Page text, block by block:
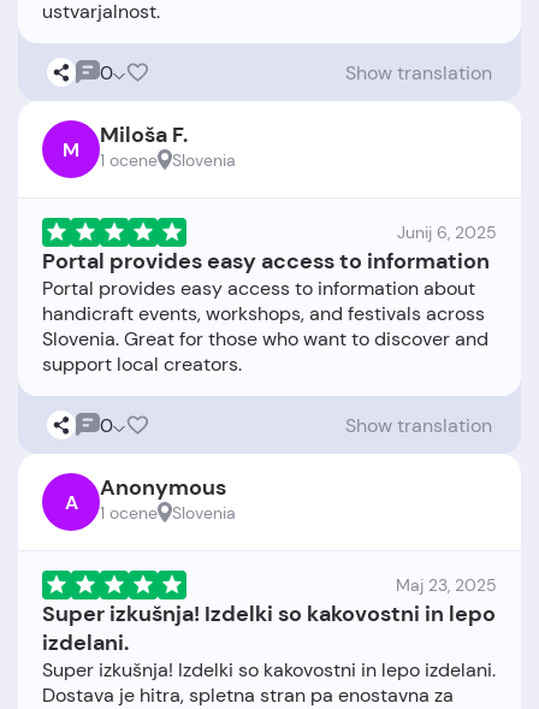
0 Show translation
M Miloša F.
1 ocene Slovenia
Junij 6, 2025
Portal provides easy access to information
Portal provides easy access to information about
handicraft events, workshops, and festivals across
Slovenia. Great for those who want to discover and
0 Show translation
A Anonymous
1 ocene Slovenia
Maj 23, 2025
Super izkušnja! Izdelki so kakovostni in lepo
izdelani.
Super izkušnja! Izdelki so kakovostni in lepo izdelani.
Dostava je hitra, spletna stran pa enostavna za